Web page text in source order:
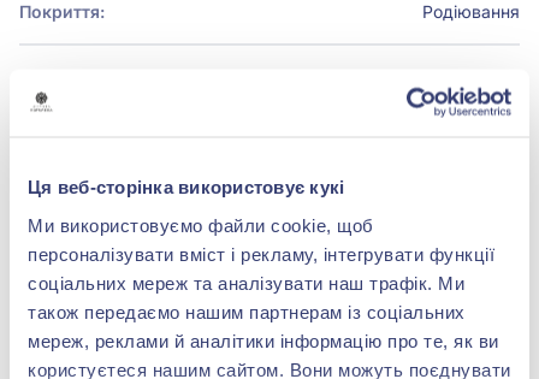
Ця веб-сторінка використовує кукі
Ми використовуємо файли cookie, щоб
персоналізувати вміст і рекламу, інтегрувати функції
соціальних мереж та аналізувати наш трафік. Ми
також передаємо нашим партнерам із соціальних
мереж, реклами й аналітики інформацію про те, як ви
користуєтеся нашим сайтом. Вони можуть поєднувати
Покриття: Родіювання
Детальніше
shop@zolotakoroleva.ua